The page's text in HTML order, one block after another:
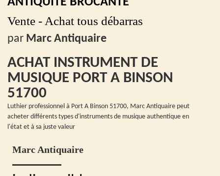
Vente - Achat tous débarras
par Marc Antiquaire
ACHAT INSTRUMENT DE
MUSIQUE PORT A BINSON
51700
Luthier professionnel à Port A Binson 51700, Marc Antiquaire peut
acheter différents types d'instruments de musique authentique en
l'état et à sa juste valeur
Marc Antiquaire